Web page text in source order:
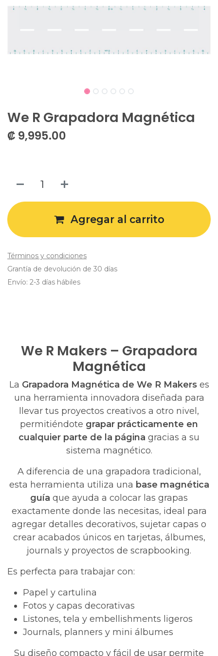
We R Grapadora Magnética
₡ 9,995.00
Agregar al carrito
Términos y condiciones
Grantía de devolución de 30 días
Envío: 2-3 días hábiles
We R Makers – Grapadora
Magnética
La Grapadora Magnética de We R Makerses
una herramienta innovadora diseñada para
llevar tus proyectos creativos a otro nivel,
permitiéndote grapar prácticamente en
cualquier parte de la página gracias a su
sistema magnético.
A diferencia de una grapadora tradicional,
esta herramienta utiliza una base magnética
guía que ayuda a colocar las grapas
exactamente donde las necesitas, ideal para
agregar detalles decorativos, sujetar capas o
crear acabados únicos en tarjetas, álbumes,
journals y proyectos de scrapbooking.
Es perfecta para trabajar con:
Papel y cartulina
Fotos y capas decorativas
Listones, tela y embellishments ligeros
Journals, planners y mini álbumes
Su diseño compacto y fácil de usar permite